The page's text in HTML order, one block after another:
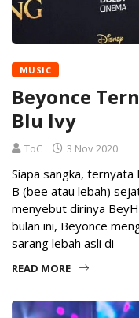
MUSIC
Beyonce
Blu Ivy
ToC 3 Nov 2020
Siapa sangka,
B (bee atau lebah)
menyebut dirinya
bulan ini, Beyonce
sarang lebah asli di
READ MORE